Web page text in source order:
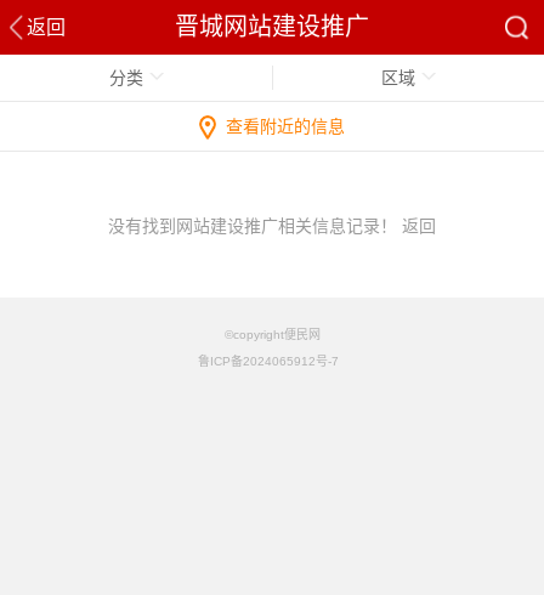
返回 晋城网站建设推广
分类 区域
查看附近的信息
没有找到网站建设推广相关信息记录！ 返回
©copyright便民网
鲁ICP备2024065912号-7